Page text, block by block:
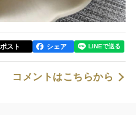
ポスト シェア
コメントはこちらから